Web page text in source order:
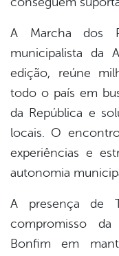
A Marcha dos
municipalista da
edição, reúne
todo o país em
da República e
locais. O
experiências e
autonomia
A presença de
compromisso
Bonfim em